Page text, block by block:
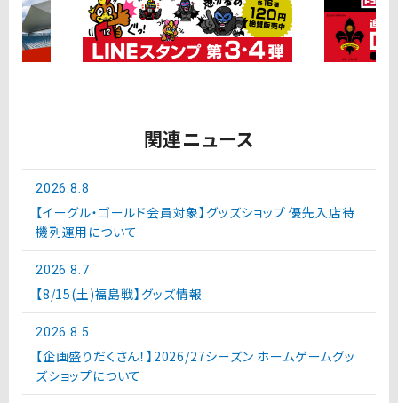
関連ニュース
2026.8.8
【イーグル・ゴールド会員対象】グッズショップ 優先入店待
機列運用について
2026.8.7
【8/15(土)福島戦】グッズ情報
2026.8.5
【企画盛りだくさん！】2026/27シーズン ホームゲームグッ
ズショップについて